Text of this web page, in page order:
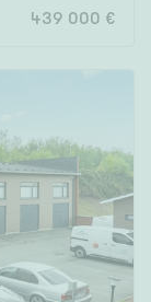
439 000 €